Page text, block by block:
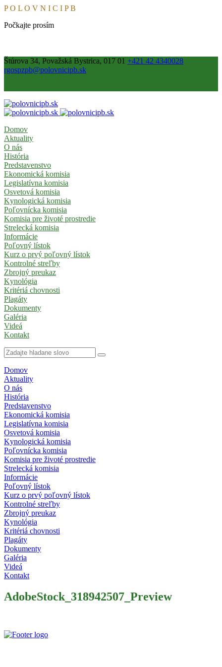
PO L O V N I C I PB
Počkajte prosím
Štúrova 34, Považská Bystrica, 017 01 +421 42 4340028
rgospzpb@polovnicipb.sk
Domov
Aktuality
O nás
História
Predstavenstvo
Ekonomická komisia
Legislatívna komisia
Osvetová komisia
Kynologická komisia
Poľovnícka komisia
Komisia pre životé prostredie
Strelecká komisia
Informácie
Poľovný lístok
Kurz o prvý poľovný lístok
Kontrolné streľby
Zbrojný preukaz
Kynológia
Kritériá chovnosti
Plagáty
Dokumenty
Galéria
Videá
Kontakt
Domov
Aktuality
O nás
História
Predstavenstvo
Ekonomická komisia
Legislatívna komisia
Osvetová komisia
Kynologická komisia
Poľovnícka komisia
Komisia pre životé prostredie
Strelecká komisia
Informácie
Poľovný lístok
Kurz o prvý poľovný lístok
Kontrolné streľby
Zbrojný preukaz
Kynológia
Kritériá chovnosti
Plagáty
Dokumenty
Galéria
Videá
Kontakt
AdobeStock_318942507_Preview